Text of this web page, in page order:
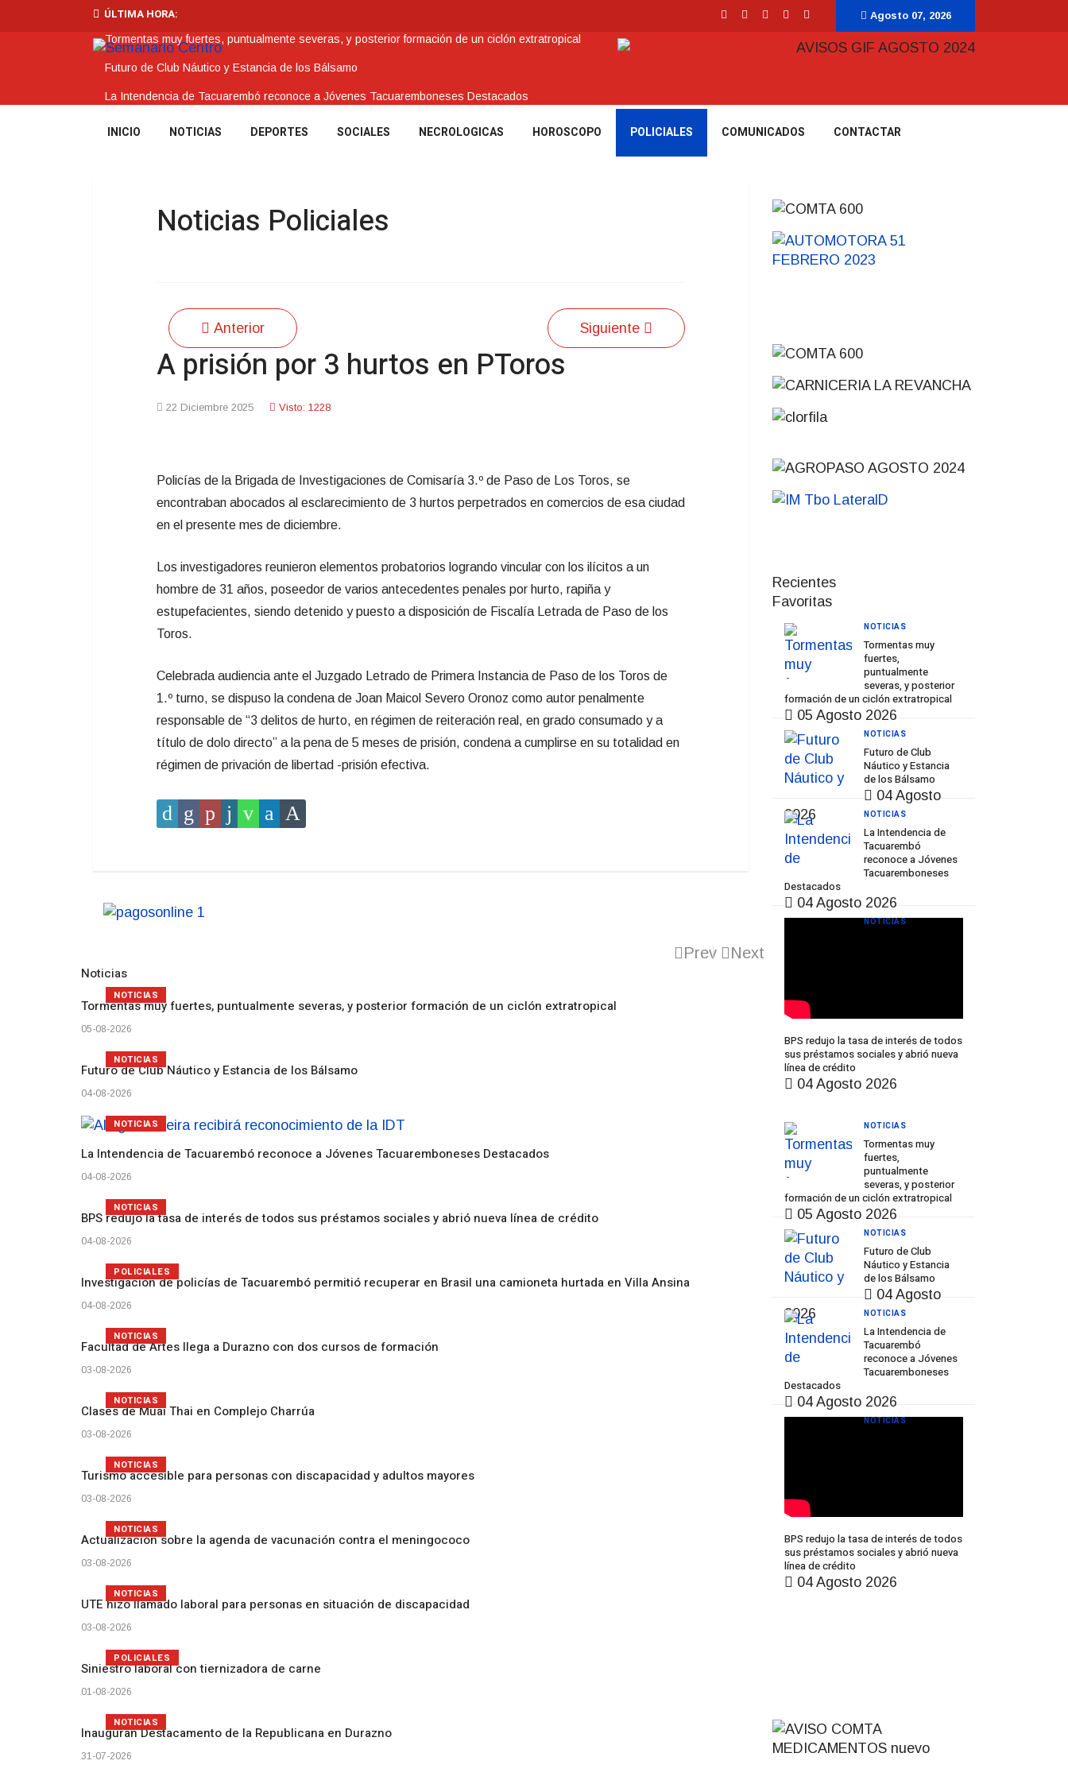
ÚLTIMA HORA:
Tormentas muy fuertes, puntualmente severas, y posterior formación de un ciclón extratropical
Futuro de Club Náutico y Estancia de los Bálsamo
La Intendencia de Tacuarembó reconoce a Jóvenes Tacuaremboneses Destacados
BPS redujo la tasa de interés de todos sus préstamos sociales y abrió nueva línea de crédito
Agosto 07, 2026
INICIO NOTICIAS DEPORTES SOCIALES NECROLOGICAS HOROSCOPO POLICIALES COMUNICADOS CONTACTAR
Noticias Policiales
Anterior Siguiente
A prisión por 3 hurtos en PToros
22 Diciembre 2025 Visto: 1228
Policías de la Brigada de Investigaciones de Comisaría 3.º de Paso de Los Toros, se
encontraban abocados al esclarecimiento de 3 hurtos perpetrados en comercios de esa ciudad
en el presente mes de diciembre.
Los investigadores reunieron elementos probatorios logrando vincular con los ilícitos a un
hombre de 31 años, poseedor de varios antecedentes penales por hurto, rapiña y
estupefacientes, siendo detenido y puesto a disposición de Fiscalía Letrada de Paso de los
Toros.
Celebrada audiencia ante el Juzgado Letrado de Primera Instancia de Paso de los Toros de
1.º turno, se dispuso la condena de Joan Maicol Severo Oronoz como autor penalmente
responsable de “3 delitos de hurto, en régimen de reiteración real, en grado consumado y a
título de dolo directo” a la pena de 5 meses de prisión, condena a cumplirse en su totalidad en
régimen de privación de libertad -prisión efectiva.
Noticias
Prev Next
Tormentas muy fuertes, puntualmente severas, y posterior formación de un ciclón extratropical
05-08-2026
NOTICIAS
Futuro de Club Náutico y Estancia de los Bálsamo
04-08-2026
NOTICIAS
La Intendencia de Tacuarembó reconoce a Jóvenes Tacuaremboneses Destacados
04-08-2026
NOTICIAS
BPS redujo la tasa de interés de todos sus préstamos sociales y abrió nueva línea de crédito
04-08-2026
NOTICIAS
Investigación de policías de Tacuarembó permitió recuperar en Brasil una camioneta hurtada en Villa Ansina
04-08-2026
POLICIALES
Facultad de Artes llega a Durazno con dos cursos de formación
03-08-2026
NOTICIAS
Clases de Muai Thai en Complejo Charrúa
03-08-2026
NOTICIAS
Turismo accesible para personas con discapacidad y adultos mayores
03-08-2026
NOTICIAS
Actualización sobre la agenda de vacunación contra el meningococo
03-08-2026
NOTICIAS
UTE hizo llamado laboral para personas en situación de discapacidad
03-08-2026
NOTICIAS
Siniestro laboral con tiernizadora de carne
01-08-2026
POLICIALES
Inauguran Destacamento de la Republicana en Durazno
31-07-2026
NOTICIAS
Recientes
Favoritas
Tormentas muy
fuertes,
puntualmente
severas, y posterior
formación de un ciclón extratropical
05 Agosto 2026
NOTICIAS
Futuro de Club
Náutico y Estancia
de los Bálsamo
04 Agosto
2026
NOTICIAS
La Intendencia de
Tacuarembó
reconoce a Jóvenes
Tacuaremboneses
Destacados
04 Agosto 2026
NOTICIAS
BPS redujo la tasa de interés de todos
sus préstamos sociales y abrió nueva
línea de crédito
04 Agosto 2026
NOTICIAS
Tormentas muy
fuertes,
puntualmente
severas, y posterior
formación de un ciclón extratropical
05 Agosto 2026
NOTICIAS
Futuro de Club
Náutico y Estancia
de los Bálsamo
04 Agosto
2026
NOTICIAS
La Intendencia de
Tacuarembó
reconoce a Jóvenes
Tacuaremboneses
Destacados
04 Agosto 2026
NOTICIAS
BPS redujo la tasa de interés de todos
sus préstamos sociales y abrió nueva
línea de crédito
04 Agosto 2026
NOTICIAS